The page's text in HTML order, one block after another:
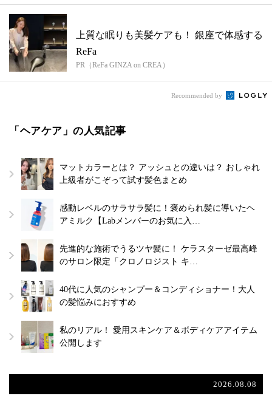
上質な眠りも美髪ケアも！ 銀座で体感する
ReFa
PR（ReFa GINZA on CREA）
Recommended by
「ヘアケア」の人気記事
マットカラーとは？ アッシュとの違いは？ おしゃれ
上級者がこぞって試す髪色まとめ
感動レベルのサラサラ髪に！褒められ髪に導いたヘ
アミルク【Labメンバーのお気に入…
先進的な施術でうるツヤ髪に！ ケラスターゼ最高峰
のサロン限定「クロノロジスト キ…
40代に人気のシャンプー＆コンディショナー！大人
の髪悩みにおすすめ
私のリアル！ 愛用スキンケア＆ボディケアアイテム
公開します
2026.08.08